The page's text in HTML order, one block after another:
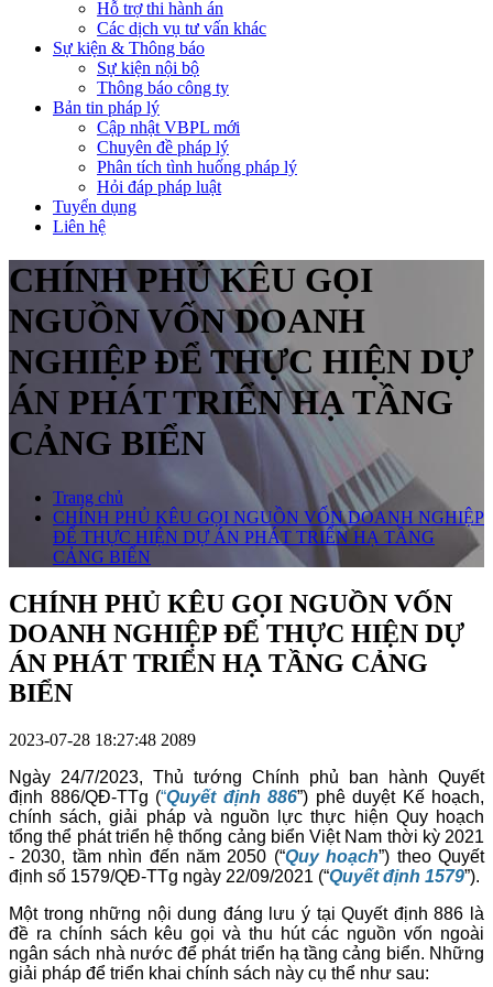
Hỗ trợ thi hành án
Các dịch vụ tư vấn khác
Sự kiện & Thông báo
Sự kiện nội bộ
Thông báo công ty
Bản tin pháp lý
Cập nhật VBPL mới
Chuyên đề pháp lý
Phân tích tình huống pháp lý
Hỏi đáp pháp luật
Tuyển dụng
Liên hệ
CHÍNH PHỦ KÊU GỌI
NGUỒN VỐN DOANH
NGHIỆP ĐỂ THỰC HIỆN DỰ
ÁN PHÁT TRIỂN HẠ TẦNG
CẢNG BIỂN
Trang chủ
CHÍNH PHỦ KÊU GỌI NGUỒN VỐN DOANH NGHIỆP
ĐỂ THỰC HIỆN DỰ ÁN PHÁT TRIỂN HẠ TẦNG
CẢNG BIỂN
CHÍNH PHỦ KÊU GỌI NGUỒN VỐN
DOANH NGHIỆP ĐỂ THỰC HIỆN DỰ
ÁN PHÁT TRIỂN HẠ TẦNG CẢNG
BIỂN
2023-07-28 18:27:48 2089
Ngày 24/7/2023, Thủ tướng Chính phủ ban hành Quyết
định 886/QĐ-TTg (“Quyết định 886”) phê duyệt Kế hoạch,
chính sách, giải pháp và nguồn lực thực hiện Quy hoạch
tổng thể phát triển hệ thống cảng biển Việt Nam thời kỳ 2021
- 2030, tầm nhìn đến năm 2050 (“Quy hoạch”) theo Quyết
định số 1579/QĐ-TTg ngày 22/09/2021 (“Quyết định 1579”).
Một trong những nội dung đáng lưu ý tại Quyết định 886 là
đề ra chính sách kêu gọi và thu hút các nguồn vốn ngoài
ngân sách nhà nước để phát triển hạ tầng cảng biển. Những
giải pháp để triển khai chính sách này cụ thể như sau: